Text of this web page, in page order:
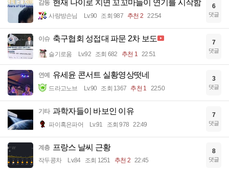
감동 현재 나이로 치면 꼬꼬마들이 연기를 시작함
사랑방손님 Lv.90 조회 987 추천 2 22:54
6
댓글
이슈 축구협회 성접대 파문 2차 보도
슬기로움 Lv.92 조회 682 추천 1 22:51
7
댓글
연예 유세윤 콘서트 실황영상떳네
드라고노브 Lv.90 조회 1367 추천 1 22:50
3
댓글
기타 과학자들이 바보인 이유
파이혹은파어 Lv.91 조회 978 22:49
7
댓글
계층 프랑스 날씨 근황
작두콩차 Lv.84 조회 1251 추천 2 22:45
8
댓글